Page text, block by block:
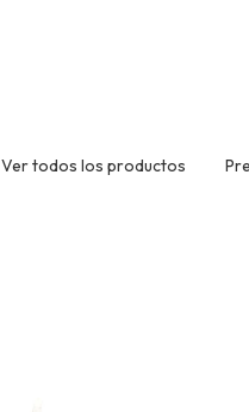
Ver todos los productos